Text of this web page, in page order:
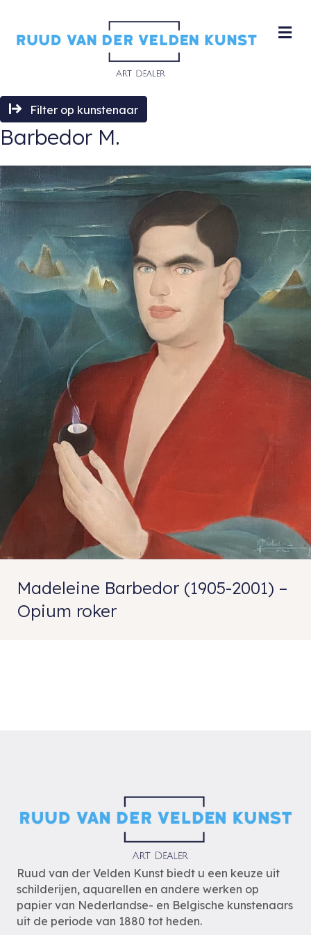
Filter op kunstenaar
Barbedor M.
Madeleine Barbedor (1905-2001) –
Opium roker
Ruud van der Velden Kunst biedt u een keuze uit
schilderijen, aquarellen en andere werken op
papier van Nederlandse- en Belgische kunstenaars
uit de periode van 1880 tot heden.